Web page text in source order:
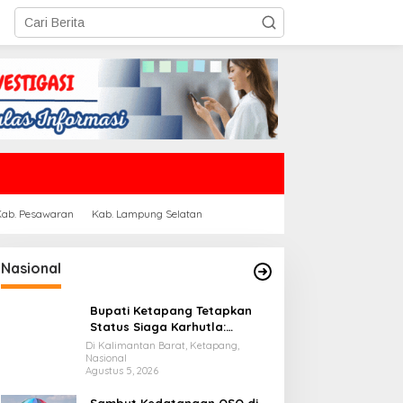
Pesawaran Kab. Lampung Selatan
Nasional
Bupati Ketapang Tetapkan
Status Siaga Karhutla:
Masyarakat Diimbau
Waspada Cuaca Ekstrem
Di Kalimantan Barat, Ketapang,
Nasional
Agustus 5, 2026